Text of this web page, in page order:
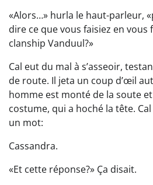
«Alors…» hurla le haut-parleur,
dire ce que vous faisiez en vous
clanship Vanduul?»
Cal eut du mal à s’asseoir,
de route. Il jeta un coup d’œil
homme est monté de la soute
costume, qui a hoché la tête. Cal
un mot:
Cassandra.
«Et cette réponse?» Ça disait.